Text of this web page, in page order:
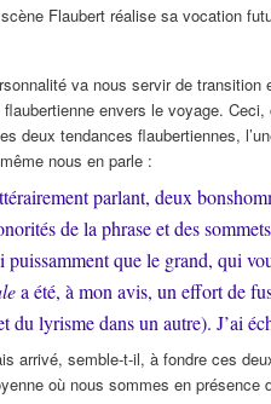
Flaubert réalise sa vocation
va nous servir de
envers le voyage.
deux tendances flaubertiennes,
nous en parle :
parlant, deux
de la phrase et des
puissamment que le grand, qui
a été, à mon avis, un effort de
du lyrisme dans un autre). J’ai
arrivé, semble-t-il, à fondre ces
où nous sommes en présence